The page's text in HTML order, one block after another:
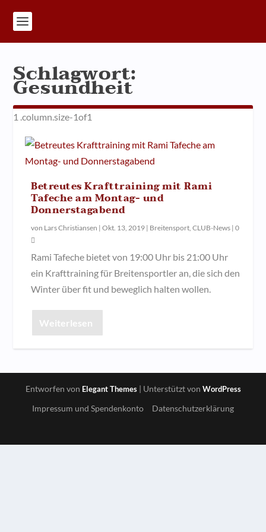
Schlagwort:
Gesundheit
Betreutes Krafttraining mit Rami
Tafeche am Montag- und
Donnerstagabend
von Lars Christiansen |Okt. 13, 2019 | Breitensport,CLUB-News |0
Rami Tafeche bietet von 19:00 Uhr bis 21:00 Uhr
ein Krafttraining für Breitensportler an, die sich den
Winter über fit und beweglich halten wollen.
Weiterlesen
Entworfen von Elegant Themes| Unterstützt von WordPress
Impressum und Spendenkonto Datenschutzerklärung